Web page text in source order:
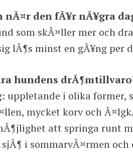
nÃ¤r den fÃ¥r nÃ¥gra
som skÃ¤ller mer och
lÃ¶s minst en gÃ¥ng per
hundens
uppletande i olika former,
mycket korv och
att springa runt
sjÃ¶ i sommarvÃ¤rmen